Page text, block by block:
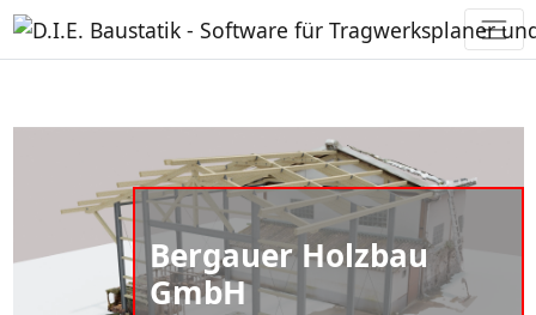
Bergauer Holzbau
GmbH